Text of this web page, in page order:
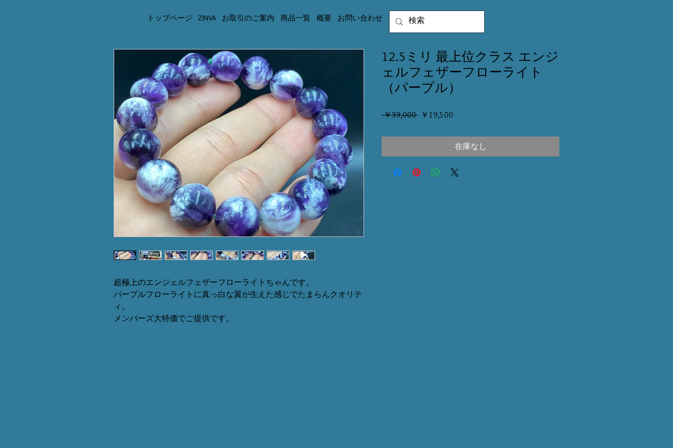
トップページ ZINVA お取引のご案内 商品一覧 概要 お問い合わせ
超極上のエンジェルフェザーフローライトちゃんです。
パープルフローライトに真っ白な翼が生えた感じでたまらんクオリテ
ィ。
メンバーズ大特価でご提供です。
12.5ミリ 最上位クラス エンジ
ェルフェザーフローライト
（パープル）
￥39,000 通
価
￥19,500
ル
価
格
在庫なし